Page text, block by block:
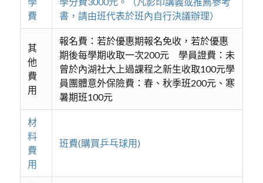
費
書，請由班代表於班內自行決議辦理）
其
他
費
用
報名費：若於優惠期報名免收，若於優惠
期後每學期收取一次200元 學員證費：未
曾於內湖社大上過課程之新生收取100元學
員團體意外保險費：春、秋季班200元、寒
暑期班100元
材
料
費
用
班費(購買乒乓球用)